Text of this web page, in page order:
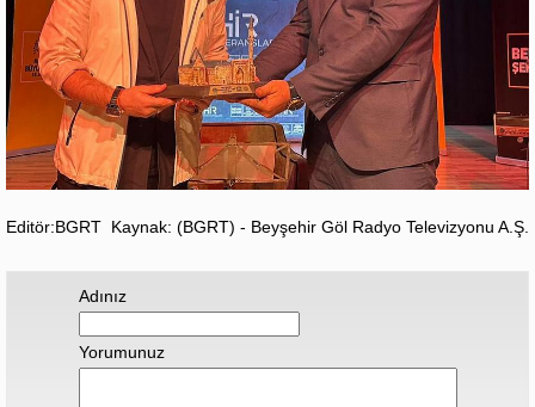
Editör:BGRT Kaynak: (BGRT) - Beyşehir Göl Radyo Televizyonu A.Ş.
Adınız
Yorumunuz